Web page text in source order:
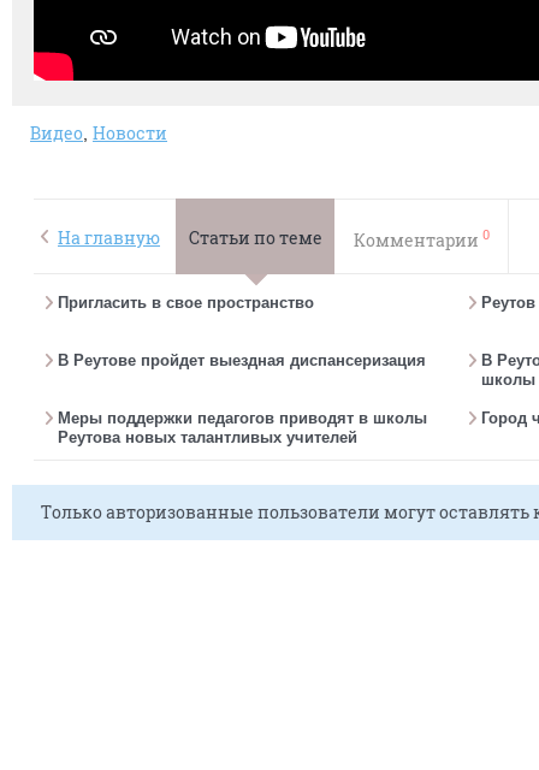
Видео Новости
На главную Статьи по теме Комментарии 0
Пригласить в свое пространство
В Реутове пройдет выездная диспансеризация
В
школы
Меры поддержки педагогов приводят в школы
Реутова новых талантливых учителей
Город
Только авторизованные пользователи могут